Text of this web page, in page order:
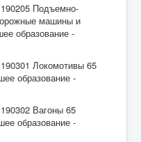
Подъемно-
машины и
образование -
Локомотивы 65
образование -
Вагоны 65
образование -